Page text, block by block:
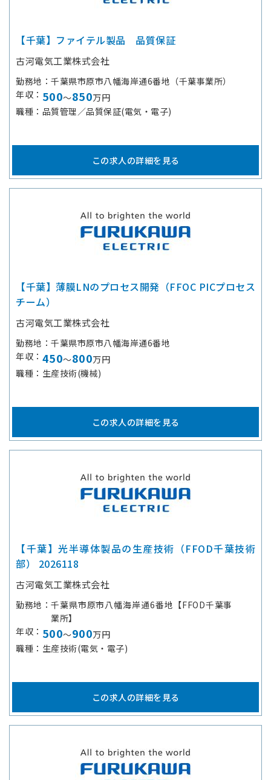
【千葉】ファイテル製品 品質保証
古河電気工業株式会社
勤務地
千葉県市原市八幡海岸通6番地（千葉事業所）
年収
500～850万円
職種
品質管理／品質保証(電気・電子)
この求人の詳細を見る
【千葉】薄膜LNのプロセス開発（FFOC PICプロセス
チーム）
古河電気工業株式会社
勤務地
千葉県市原市八幡海岸通6番地
年収
450～800万円
職種
生産技術(機械)
この求人の詳細を見る
【千葉】光半導体製品の生産技術（FFOD千葉技術
部） 2026118
古河電気工業株式会社
勤務地
千葉県市原市八幡海岸通6番地【FFOD千葉事
業所】
年収
500～900万円
職種
生産技術(電気・電子)
この求人の詳細を見る